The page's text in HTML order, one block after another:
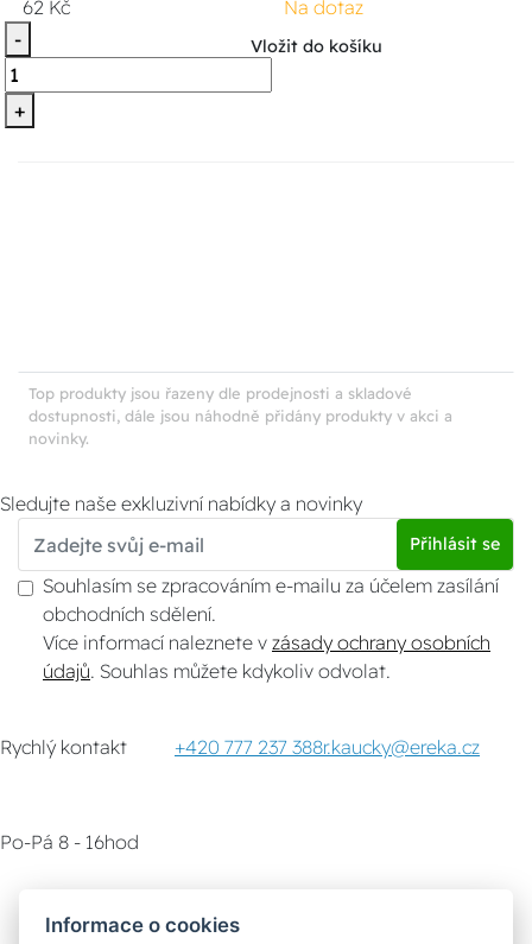
62 Kč
Na dotaz
-
+
Vložit do košíku
Top produkty jsou řazeny dle prodejnosti a skladové
dostupnosti, dále jsou náhodně přidány produkty v akci a
novinky.
Sledujte naše exkluzivní nabídky a novinky
Přihlásit se
Souhlasím se zpracováním e-mailu za účelem zasílání
obchodních sdělení.
Více informací naleznete v zásady ochrany osobních
údajů . Souhlas můžete kdykoliv odvolat.
Rychlý kontakt +420 777 237 388r.kaucky@ereka.cz
Po-Pá 8 - 16hod
Informace o cookies